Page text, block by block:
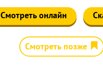
Смотреть онлайн
Смотреть позже